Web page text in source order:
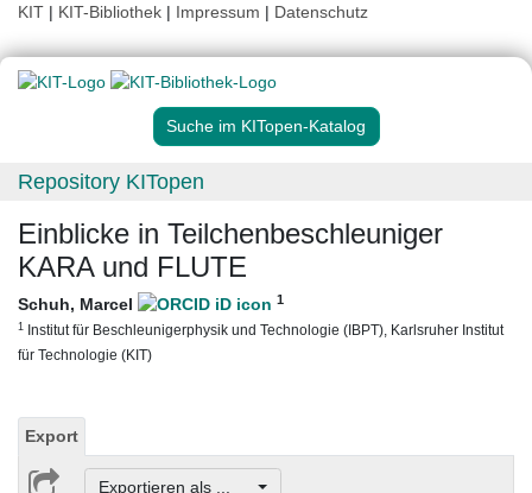
KIT | KIT-Bibliothek | Impressum | Datenschutz
Suche im KITopen-Katalog
Repository KITopen
Einblicke in Teilchenbeschleuniger
KARA und FLUTE
Schuh, Marcel 1
1 Institut für Beschleunigerphysik und Technologie (IBPT), Karlsruher Institut
für Technologie (KIT)
Export
Exportieren als ...